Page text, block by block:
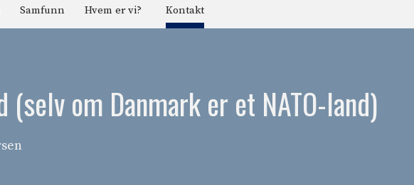
Samfunn Hvem er vi? Kontakt
om Danmark er et NATO-land)